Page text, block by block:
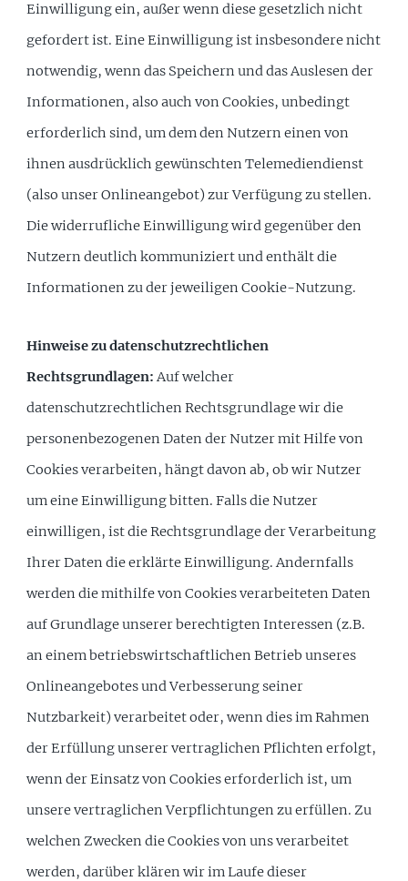
Einwilligung ein, außer wenn diese gesetzlich nicht
gefordert ist. Eine Einwilligung ist insbesondere nicht
notwendig, wenn das Speichern und das Auslesen der
Informationen, also auch von Cookies, unbedingt
erforderlich sind, um dem den Nutzern einen von
ihnen ausdrücklich gewünschten Telemediendienst
(also unser Onlineangebot) zur Verfügung zu stellen.
Die widerrufliche Einwilligung wird gegenüber den
Nutzern deutlich kommuniziert und enthält die
Informationen zu der jeweiligen Cookie-Nutzung.
Hinweise zu datenschutzrechtlichen
Rechtsgrundlagen: Auf welcher
datenschutzrechtlichen Rechtsgrundlage wir die
personenbezogenen Daten der Nutzer mit Hilfe von
Cookies verarbeiten, hängt davon ab, ob wir Nutzer
um eine Einwilligung bitten. Falls die Nutzer
einwilligen, ist die Rechtsgrundlage der Verarbeitung
Ihrer Daten die erklärte Einwilligung. Andernfalls
werden die mithilfe von Cookies verarbeiteten Daten
auf Grundlage unserer berechtigten Interessen (z.B.
an einem betriebswirtschaftlichen Betrieb unseres
Onlineangebotes und Verbesserung seiner
Nutzbarkeit) verarbeitet oder, wenn dies im Rahmen
der Erfüllung unserer vertraglichen Pflichten erfolgt,
wenn der Einsatz von Cookies erforderlich ist, um
unsere vertraglichen Verpflichtungen zu erfüllen. Zu
welchen Zwecken die Cookies von uns verarbeitet
werden, darüber klären wir im Laufe dieser